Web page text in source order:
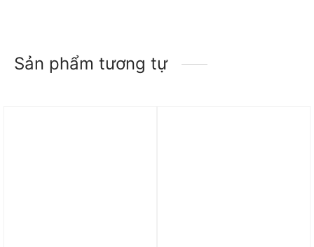
Sản phẩm tương tự